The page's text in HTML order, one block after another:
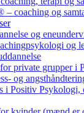
coaching og
og
og
private grupper i
og
i Positiv Psykologi,